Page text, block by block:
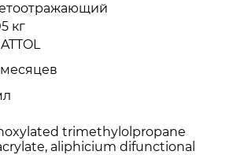
кг
trimethylolpropane
aliphicium difunctional